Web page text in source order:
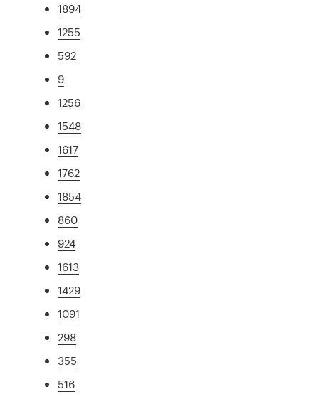
1894
1255
592
9
1256
1548
1617
1762
1854
860
924
1613
1429
1091
298
355
516